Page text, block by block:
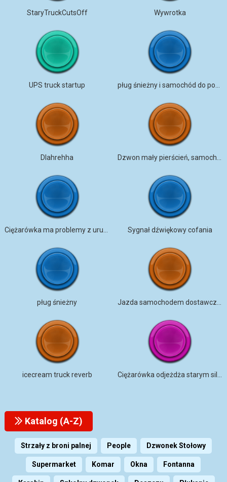
StaryTruckCutsOff Wywrotka
UPS truck startup
DIahrehha
Sygnał dźwiękowy cofania
pług śnieżny
icecream truck reverb
Katalog (A-Z)
Strzały z broni palnej People Dzwonek Stołowy
Supermarket Komar Okna Fontanna